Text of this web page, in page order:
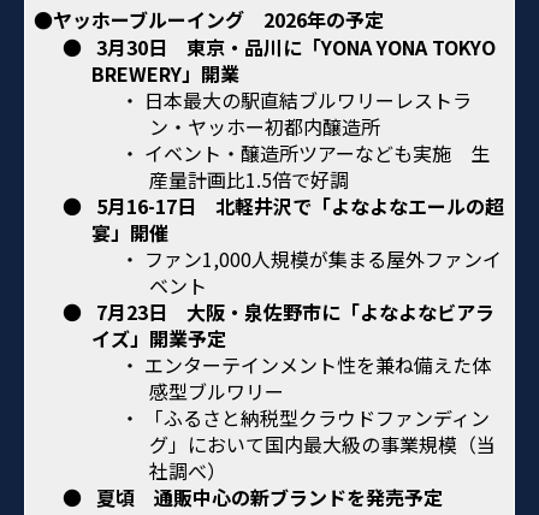
●ヤッホーブルーイング 2026年の予定
● 3月30日 東京・品川に「YONA YONA TOKYO
BREWERY」開業
・ 日本最大の駅直結ブルワリーレストラ
ン・ヤッホー初都内醸造所
・ イベント・醸造所ツアーなども実施 生
産量計画比1.5倍で好調
● 5月16-17日 北軽井沢で「よなよなエールの超
宴」開催
・ ファン1,000人規模が集まる屋外ファンイ
ベント
● 7月23日 大阪・泉佐野市に「よなよなビアラ
イズ」開業予定
・ エンターテインメント性を兼ね備えた体
感型ブルワリー
・ 「ふるさと納税型クラウドファンディン
グ」において国内最大級の事業規模（当
社調べ）
● 夏頃 通販中心の新ブランドを発売予定